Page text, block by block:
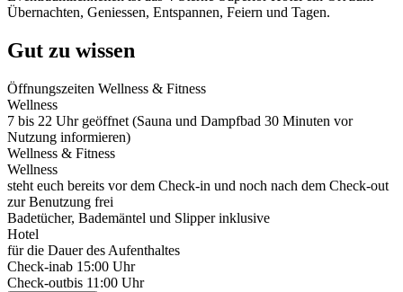
Übernachten, Geniessen, Entspannen, Feiern und Tagen.
Gut zu wissen
Öffnungszeiten Wellness & Fitness
Wellness
7 bis 22 Uhr geöffnet (Sauna und Dampfbad 30 Minuten vor
Nutzung informieren)
Wellness & Fitness
Wellness
steht euch bereits vor dem Check-in und noch nach dem Check-out
zur Benutzung frei
Badetücher, Bademäntel und Slipper inklusive
Hotel
für die Dauer des Aufenthaltes
Check-inab 15:00 Uhr
Check-outbis 11:00 Uhr